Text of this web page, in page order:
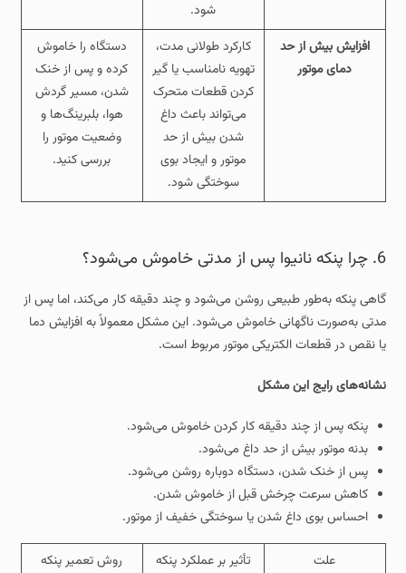
شود.
افزایش بیش از حد
دمای موتور
کارکرد طولانی‌ مدت،
تهویه نامناسب یا گیر
کردن قطعات متحرک
می‌تواند باعث داغ
شدن بیش از حد
موتور و ایجاد بوی
سوختگی شود.
دستگاه را خاموش
کرده و پس از خنک
شدن، مسیر گردش
هوا، بلبرینگ‌ها و
وضعیت موتور را
بررسی کنید.
6. چرا پنکه نانیوا پس از مدتی خاموش می‌شود؟
گاهی پنکه به‌طور طبیعی روشن می‌شود و چند دقیقه کار می‌کند، اما پس از
مدتی به‌صورت ناگهانی خاموش می‌شود. این مشکل معمولاً به افزایش دما
یا نقص در قطعات الکتریکی موتور مربوط است.
نشانه‌های رایج این مشکل
پنکه پس از چند دقیقه کار کردن خاموش می‌شود.
بدنه موتور بیش از حد داغ می‌شود.
پس از خنک شدن، دستگاه دوباره روشن می‌شود.
کاهش سرعت چرخش قبل از خاموش شدن.
احساس بوی داغ شدن یا سوختگی خفیف از موتور.
علت تأثیر بر عملکرد پنکه
روش تعمیر پنکه